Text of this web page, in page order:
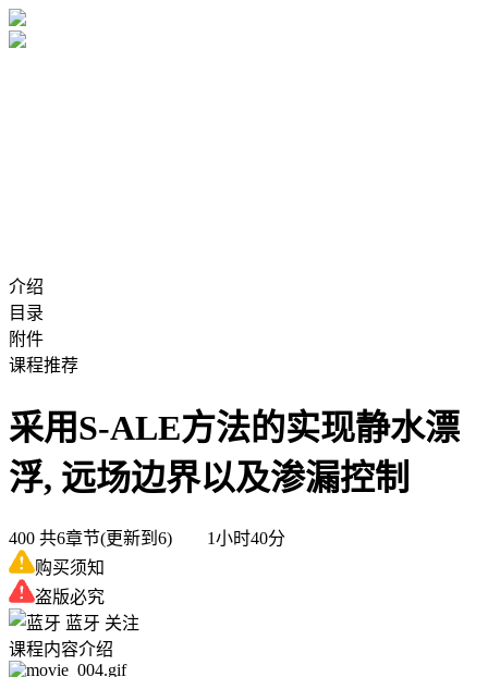
介绍
目录
附件
课程推荐
采用S-ALE方法的实现静水漂
浮, 远场边界以及渗漏控制
400 共6章节(更新到6) 1小时40分
购买须知
盗版必究
蓝牙 关注
课程内容介绍